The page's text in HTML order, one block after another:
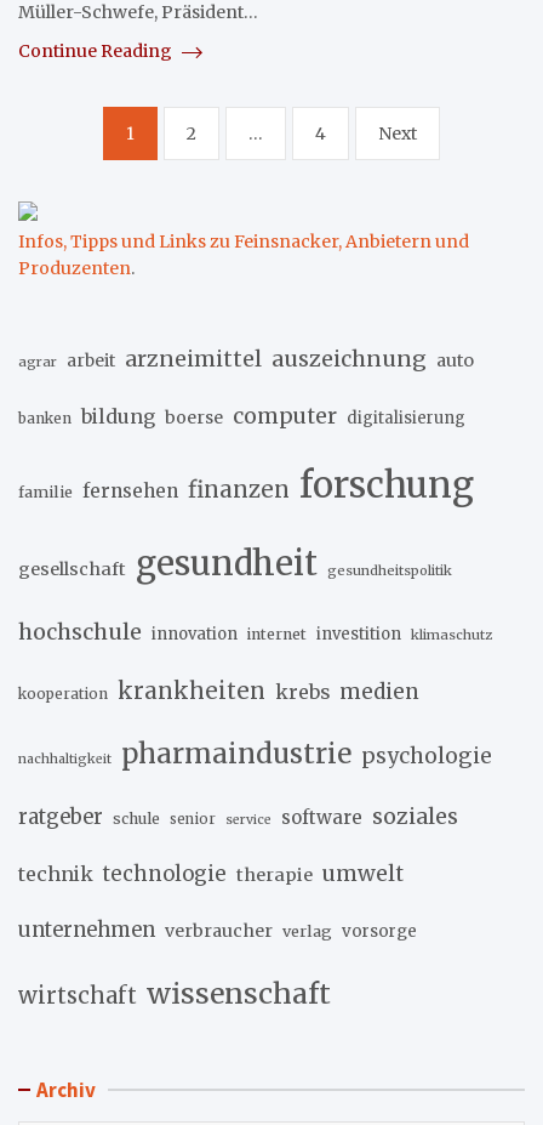
Müller-Schwefe, Präsident…
Continue Reading
Seitennummerierung
Beiträge
1 2 … 4 Next
Infos, Tipps und Links zu Feinsnacker, Anbietern und
Produzenten.
agrar arbeit arzneimittel auszeichnung auto
banken bildung boerse computer digitalisierung
familie fernsehen finanzen forschung
gesellschaft gesundheit gesundheitspolitik
hochschule innovation internet investition klimaschutz
kooperation krankheiten krebs medien
nachhaltigkeit pharmaindustrie psychologie
ratgeber schule senior service software soziales
technik technologie therapie umwelt
unternehmen verbraucher verlag vorsorge
wirtschaft wissenschaft
Archiv